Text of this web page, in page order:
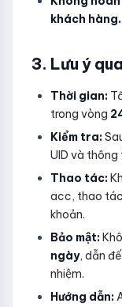
khách hàng.
3. Lưu ý
Thời gian:
trong vòng
Kiểm tra:
UID và thông
Thao tác:
acc, thao
khoản.
Bảo mật:
ngày, dẫn
nhiệm.
Hướng dẫn: